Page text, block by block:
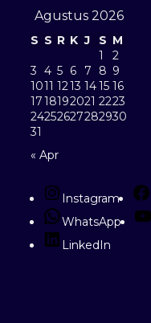
Agustus 2026
S S R K J S M
1
2
3 4 5 6 7 8 9
1011 1213 1415 16
1718192021 2223
24252627282930
31
« Apr
Instagram
WhatsApp
LinkedIn